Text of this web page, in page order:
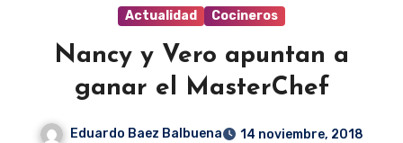
Actualidad Cocineros
Nancy y Vero apuntan a
ganar el MasterChef
Eduardo Baez Balbuena
14 noviembre, 2018